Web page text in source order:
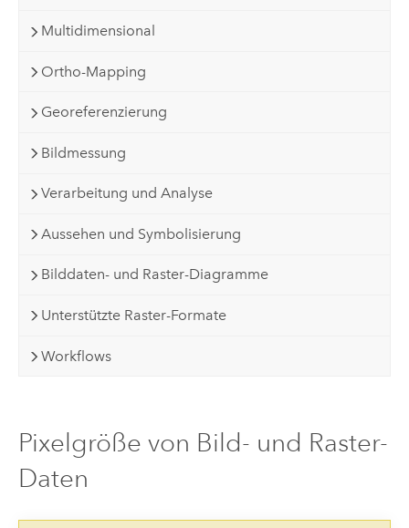
Multidimensional
Ortho-Mapping
Georeferenzierung
Bildmessung
Verarbeitung und Analyse
Aussehen und Symbolisierung
Bilddaten- und Raster-Diagramme
Unterstützte Raster-Formate
Workflows
Pixelgröße von Bild- und Raster-
Daten